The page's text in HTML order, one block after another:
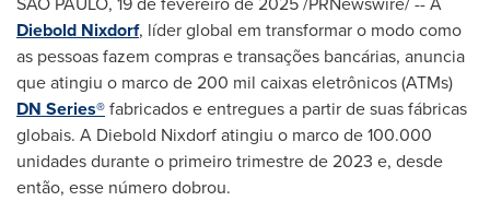
Diebold Nixdorf, líder global em transformar o modo como
as pessoas fazem compras e transações bancárias, anuncia
que atingiu o marco de 200 mil caixas eletrônicos (ATMs)
DN Series®fabricados e entregues a partir de suas fábricas
globais. A Diebold Nixdorf atingiu o marco de 100.000
unidades durante o primeiro trimestre de 2023 e, desde
então, esse número dobrou.